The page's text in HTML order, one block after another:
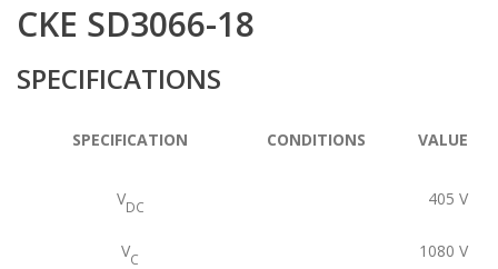
CKE SD3066-18
SPECIFICATIONS
SPECIFICATION CONDITIONS VALUE
VDC 405 V
VC 1080 V